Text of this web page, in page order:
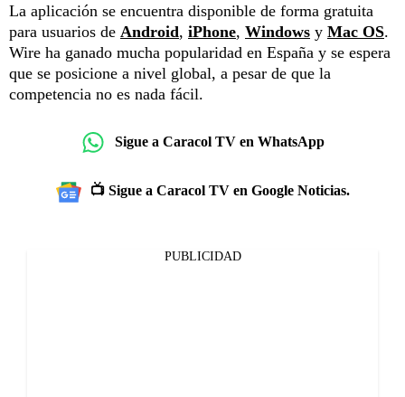
La aplicación se encuentra disponible de forma gratuita
para usuarios de Android, iPhone, Windows y Mac OS.
Wire ha ganado mucha popularidad en España y se espera
que se posicione a nivel global, a pesar de que la
competencia no es nada fácil.
Sigue a Caracol TV en WhatsApp
📺 Sigue a Caracol TV en Google Noticias.
PUBLICIDAD